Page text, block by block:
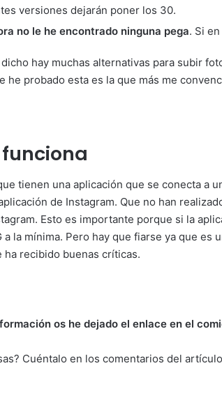
versiones dejarán poner los 30.
no le he encontrado ninguna pega. Si
hay muchas alternativas para subir
he probado esta es la que más me
tienen una aplicación que se conecta a
de Instagram. Que no han
Esto es importante porque si la
a la mínima. Pero hay que fiarse ya que es
ha recibido buenas críticas.
os he dejado el enlace en el
Cuéntalo en los comentarios del